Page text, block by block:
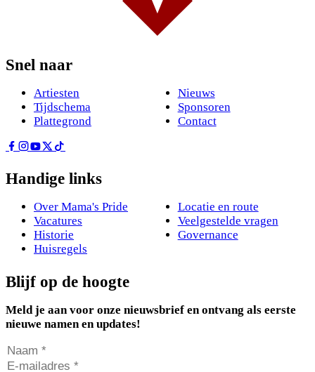
Snel naar
Artiesten
Tijdschema
Plattegrond
Nieuws
Sponsoren
Contact
Handige links
Over Mama's Pride
Vacatures
Historie
Huisregels
Locatie en route
Veelgestelde vragen
Governance
Blijf op de hoogte
Meld je aan voor onze nieuwsbrief en ontvang als eerste
nieuwe namen en updates!